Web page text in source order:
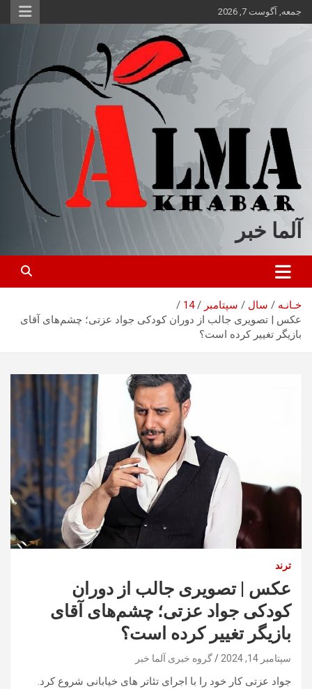
محتوا
جمعه, آگوست 7, 2026
آلما خبر
خـانـه سال سپتامبر
14
عکس | تصویری جالب از دوران کودکی جواد عزتی؛ چشم‌های آقای
بازیگر تغییر کرده است؟
ترند
عکس | تصویری جالب از دوران
کودکی جواد عزتی؛ چشم‌های آقای
بازیگر تغییر کرده است؟
سپتامبر 14, 2024 گروه خبری آلما خبر
جواد عزتی کار خود را با اجرای تئاتر های خیابانی شروع کرد.